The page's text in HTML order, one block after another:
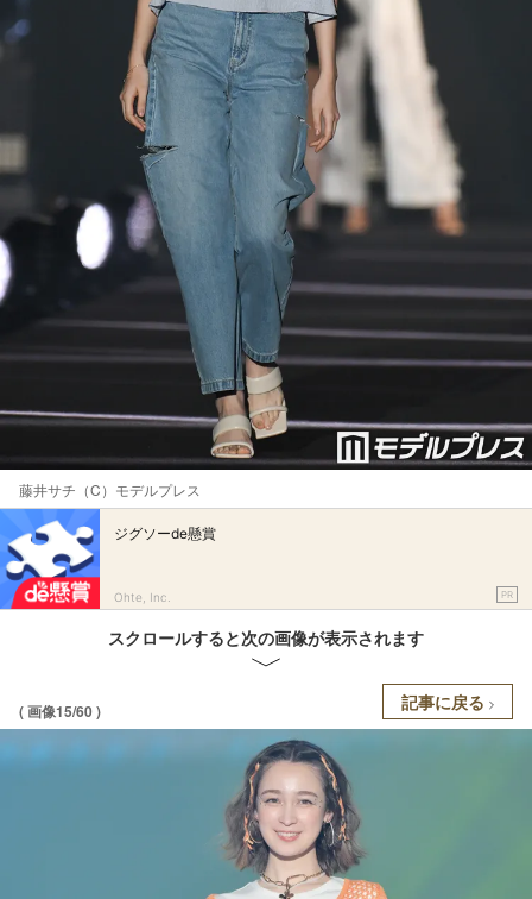
藤井サチ（C）モデルプレス
ジグソーde懸賞
Ohte, Inc. PR
スクロールすると次の画像が表示されます
( 画像15/60 ) 記事に戻る